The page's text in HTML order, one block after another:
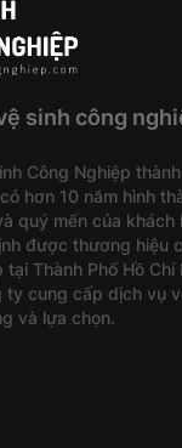
sinh công
Công Nghiệp
hơn 10 năm hình
quý mến của khách
được thương hiệu
Thành Phố Hồ
ty cung cấp dịch vụ
và lựa chọn.